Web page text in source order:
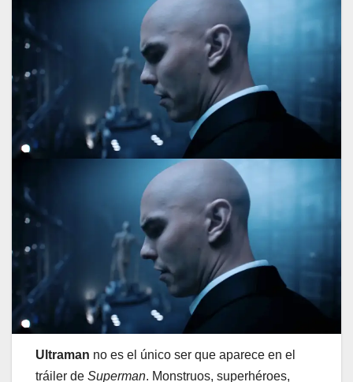
Ultraman no es el único ser que aparece en el
tráiler de Superman. Monstruos, superhéroes,